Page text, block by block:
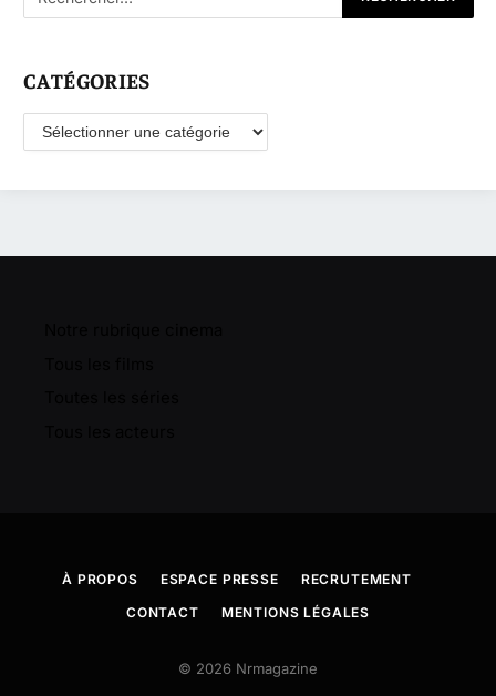
CATÉGORIES
Catégories
À PROPOS ESPACE PRESSE
RECRUTEMENT
CONTACT
MENTIONS LÉGALES
© 2026 Nrmagazine